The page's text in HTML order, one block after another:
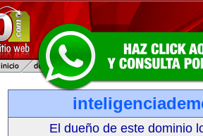
El dueño de este dominio